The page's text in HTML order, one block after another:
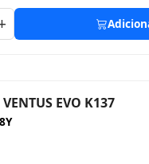
EVO K137